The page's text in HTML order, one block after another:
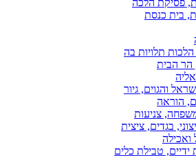
פסיקת הלכה
בית כנסת
תלויות בה
הר הבית
והגוים, גיור
הוראה
צניעות
בגדים, ציצית
ואכילה
טבילת כלים